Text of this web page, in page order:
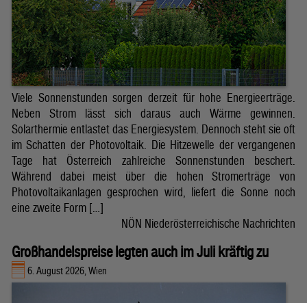
Viele Sonnenstunden sorgen derzeit für hohe Energieerträge.
Neben Strom lässt sich daraus auch Wärme gewinnen.
Solarthermie entlastet das Energiesystem. Dennoch steht sie oft
im Schatten der Photovoltaik. Die Hitzewelle der vergangenen
Tage hat Österreich zahlreiche Sonnenstunden beschert.
Während dabei meist über die hohen Stromerträge von
Photovoltaikanlagen gesprochen wird, liefert die Sonne noch
eine zweite Form […]
NÖN Niederösterreichische Nachrichten
Großhandelspreise legten auch im Juli kräftig zu
6. August 2026, Wien